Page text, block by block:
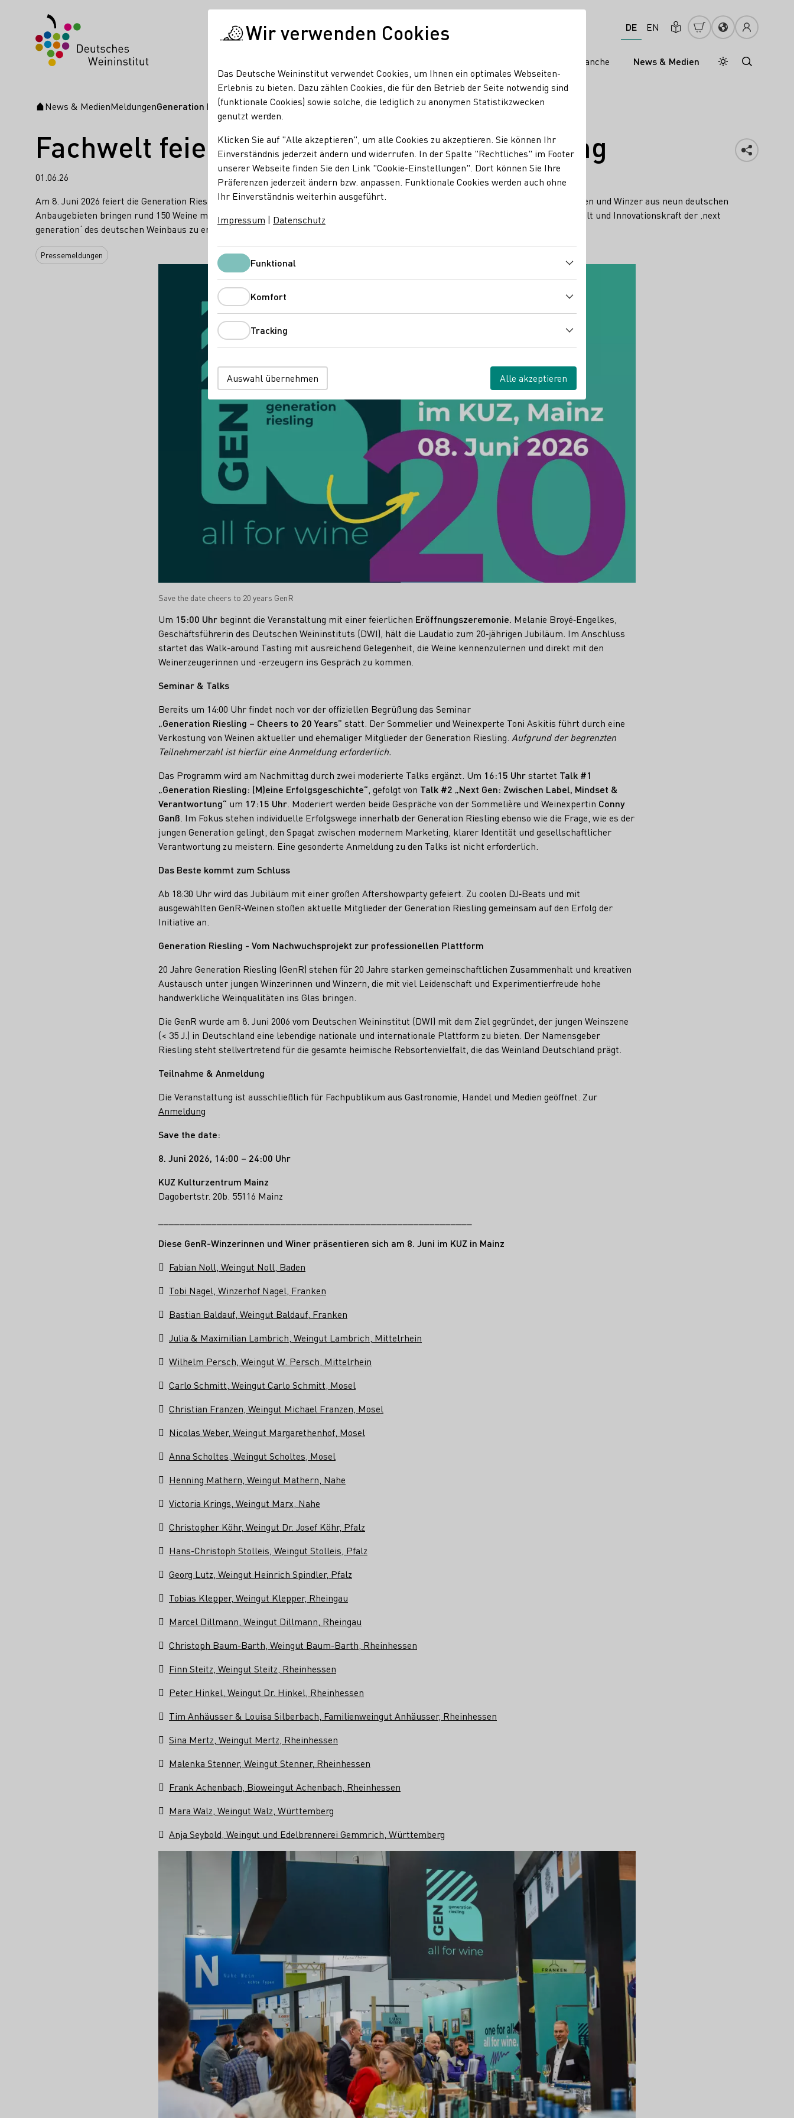
DE EN
Weinbranche News & Medien Tagesmodus
Nachtmodus
Startseite
News & MedienMeldungenGeneration Riesling: Cheers to 20 Years
Fachwelt feiert 20 Jahre Generation Riesling
01.06.26
Am 8. Juni 2026 feiert die Generation Riesling (GenR) Uhr ihr 20‑jähriges Jubiläum im KUZ Kulturzentrum Mainz. 25 junge Winzerinnen und Winzer aus neun deutschen
Anbaugebieten bringen rund 150 Weine mit – eine ideale Gelegenheit, spannende Entdeckungen zu machen und Einblicke in die Vielfalt und Innovationskraft der ‚next
generation‘ des deutschen Weinbaus zu erhalten.
Pressemeldungen
Save the date cheers to 20 years GenR
Um 15:00 Uhr beginnt die Veranstaltung mit einer feierlichen Eröffnungszeremonie. Melanie Broyé‑Engelkes,
Geschäftsführerin des Deutschen Weininstituts (DWI), hält die Laudatio zum 20‑jährigen Jubiläum. Im Anschluss
startet das Walk-around Tasting mit ausreichend Gelegenheit, die Weine kennenzulernen und direkt mit den
Weinerzeugerinnen und -erzeugern ins Gespräch zu kommen.
Seminar & Talks
Bereits um 14:00 Uhr findet noch vor der offiziellen Begrüßung das Seminar
„Generation Riesling – Cheers to 20 Years“ statt. Der Sommelier und Weinexperte Toni Askitis führt durch eine
Verkostung von Weinen aktueller und ehemaliger Mitglieder der Generation Riesling. Aufgrund der begrenzten
Teilnehmerzahl ist hierfür eine Anmeldung erforderlich.
Das Programm wird am Nachmittag durch zwei moderierte Talks ergänzt. Um 16:15 Uhrstartet Talk #1
„Generation Riesling: (M)eine Erfolgsgeschichte“ , gefolgt von Talk #2 „Next Gen: Zwischen Label, Mindset &
Verantwortung“ um 17:15 Uhr . Moderiert werden beide Gespräche von der Sommelière und Weinexpertin Conny
Ganß . Im Fokus stehen individuelle Erfolgswege innerhalb der Generation Riesling ebenso wie die Frage, wie es der
jungen Generation gelingt, den Spagat zwischen modernem Marketing, klarer Identität und gesellschaftlicher
Verantwortung zu meistern. Eine gesonderte Anmeldung zu den Talks ist nicht erforderlich.
Das Beste kommt zum Schluss
Ab 18:30 Uhr wird das Jubiläum mit einer großen Aftershowparty gefeiert. Zu coolen DJ‑Beats und mit
ausgewählten GenR‑Weinen stoßen aktuelle Mitglieder der Generation Riesling gemeinsam auf den Erfolg der
Initiative an.
Generation Riesling - Vom Nachwuchsprojekt zur professionellen Plattform
20 Jahre Generation Riesling (GenR) stehen für 20 Jahre starken gemeinschaftlichen Zusammenhalt und kreativen
Austausch unter jungen Winzerinnen und Winzern, die mit viel Leidenschaft und Experimentierfreude hohe
handwerkliche Weinqualitäten ins Glas bringen.
Die GenR wurde am 8. Juni 2006 vom Deutschen Weininstitut (DWI) mit dem Ziel gegründet, der jungen Weinszene
(< 35 J.) in Deutschland eine lebendige nationale und internationale Plattform zu bieten. Der Namensgeber
Riesling steht stellvertretend für die gesamte heimische Rebsortenvielfalt, die das Weinland Deutschland prägt.
Teilnahme & Anmeldung
Die Veranstaltung ist ausschließlich für Fachpublikum aus Gastronomie, Handel und Medien geöffnet. Zur
Anmeldung
Save the date:
8. Juni 2026, 14:00 – 24:00 Uhr
KUZ Kulturzentrum Mainz
Dagobertstr. 20b. 55116 Mainz
Diese GenR-Winzerinnen und Winer präsentieren sich am 8. Juni im KUZ in Mainz
 Fabian Noll, Weingut Noll, Baden
 Tobi Nagel, Winzerhof Nagel, Franken
 Bastian Baldauf, Weingut Baldauf, Franken
 Julia & Maximilian Lambrich, Weingut Lambrich, Mittelrhein
 Wilhelm Persch, Weingut W. Persch, Mittelrhein
 Carlo Schmitt, Weingut Carlo Schmitt, Mosel
 Christian Franzen, Weingut Michael Franzen, Mosel
 Nicolas Weber, Weingut Margarethenhof, Mosel
 Anna Scholtes, Weingut Scholtes, Mosel
 Henning Mathern, Weingut Mathern, Nahe
 Victoria Krings, Weingut Marx, Nahe
 Christopher Köhr, Weingut Dr. Josef Köhr, Pfalz
 Hans-Christoph Stolleis, Weingut Stolleis, Pfalz
 Georg Lutz, Weingut Heinrich Spindler, Pfalz
 Tobias Klepper, Weingut Klepper, Rheingau
 Marcel Dillmann, Weingut Dillmann, Rheingau
 Christoph Baum-Barth, Weingut Baum-Barth, Rheinhessen
 Finn Steitz, Weingut Steitz, Rheinhessen
 Peter Hinkel, Weingut Dr. Hinkel, Rheinhessen
 Tim Anhäusser & Louisa Silberbach, Familienweingut Anhäusser, Rheinhessen
 Sina Mertz, Weingut Mertz, Rheinhessen
 Malenka Stenner, Weingut Stenner, Rheinhessen
 Frank Achenbach, Bioweingut Achenbach, Rheinhessen
 Mara Walz, Weingut Walz, Württemberg
 Anja Seybold, Weingut und Edelbrennerei Gemmrich, Württemberg
Wir verwenden Cookies
Das Deutsche Weininstitut verwendet Cookies, um Ihnen ein optimales Webseiten-
Erlebnis zu bieten. Dazu zählen Cookies, die für den Betrieb der Seite notwendig sind
(funktionale Cookies) sowie solche, die lediglich zu anonymen Statistikzwecken
genutzt werden.
Klicken Sie auf "Alle akzeptieren", um alle Cookies zu akzeptieren. Sie können Ihr
Einverständnis jederzeit ändern und widerrufen. In der Spalte "Rechtliches" im Footer
unserer Webseite finden Sie den Link "Cookie-Einstellungen". Dort können Sie Ihre
Präferenzen jederzeit ändern bzw. anpassen. Funktionale Cookies werden auch ohne
Ihr Einverständnis weiterhin ausgeführt.
Impressum | Datenschutz
FunktionalFunktional
Komfort
Tracking
Auswahl übernehmen Alle akzeptieren